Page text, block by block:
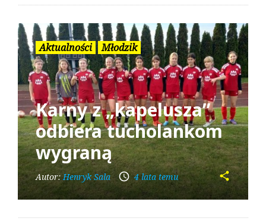
Aktualności Młodzik
Karny z „kapelusza”
odbiera tucholankom
wygraną
Autor:Henryk Sala access_time 4 lata temu share